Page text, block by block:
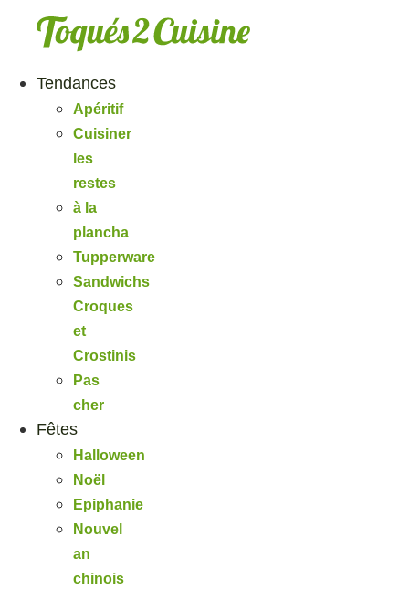
Tendances
Apéritif
Cuisiner
les
restes
à la
plancha
Tupperware
Sandwichs
Croques
et
Crostinis
Pas
cher
Fêtes
Halloween
Noël
Epiphanie
Nouvel
an
chinois